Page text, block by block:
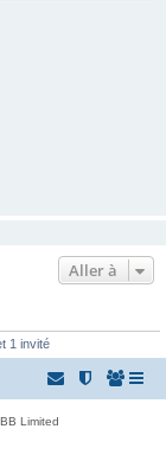
Aller à
1 invité
Limited